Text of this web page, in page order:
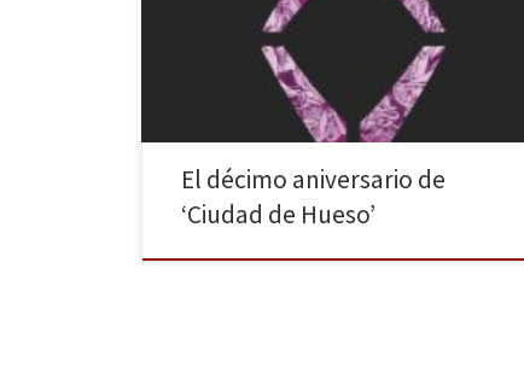
publica una edición especial de la trilogía original (los
tres primeros libros publicados, ya que esta serie se
compuso, finalmente, por seis volúmenes), que en
El décimo aniversario de
‘Ciudad de Hueso’